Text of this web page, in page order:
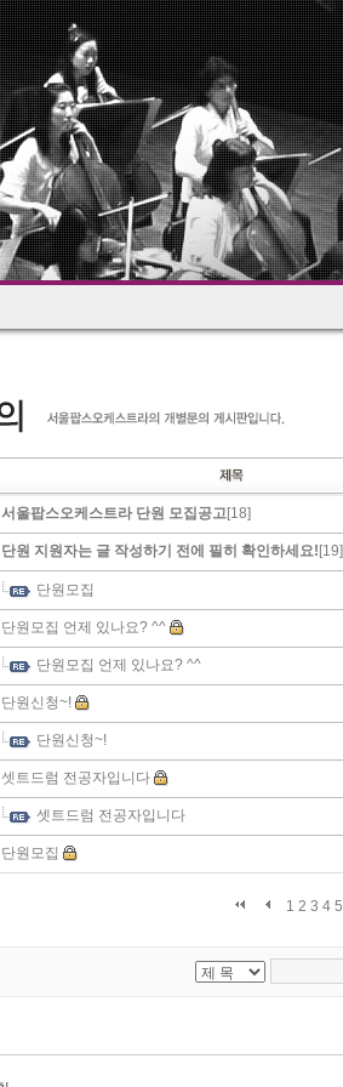
서울팝스오케스트라 단원 모집공고[18]
단원 지원자는 글 작성하기 전에 필히 확인하세요! [19]
단원모집
단원모집 언제 있나요? ^^
단원모집 언제 있나요? ^^
단원신청~!
단원신청~!
셋트드럼 전공자입니다
셋트드럼 전공자입니다
단원모집
1 2 3 4 5